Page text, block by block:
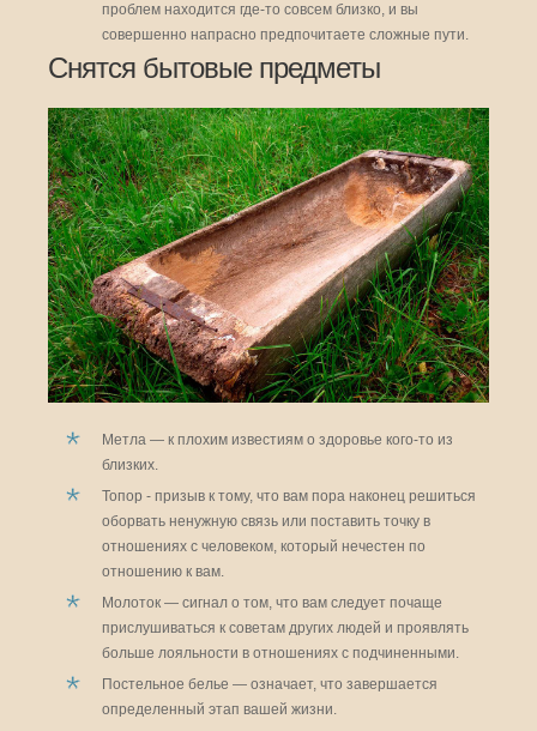
проблем находится где-то совсем близко, и вы
совершенно напрасно предпочитаете сложные пути.
Снятся бытовые предметы
Метла — к плохим известиям о здоровье кого-то из
близких.
Топор - призыв к тому, что вам пора наконец решиться
оборвать ненужную связь или поставить точку в
отношениях с человеком, который нечестен по
отношению к вам.
Молоток — сигнал о том, что вам следует почаще
прислушиваться к советам других людей и проявлять
больше лояльности в отношениях с подчиненными.
Постельное белье — означает, что завершается
определенный этап вашей жизни.